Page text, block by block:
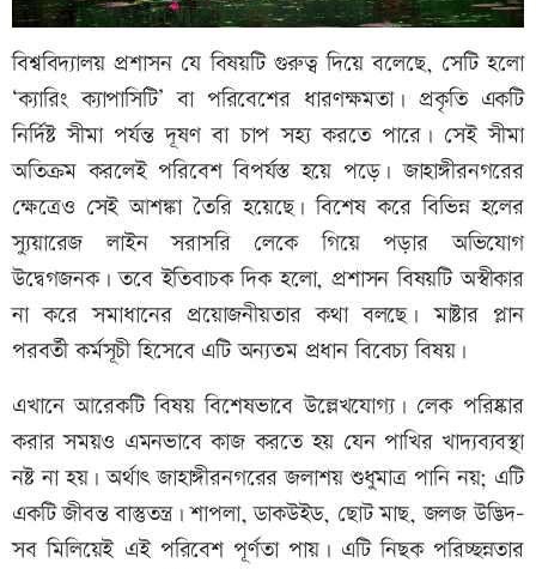
বিশ্ববিদ্যালয় প্রশাসন যে বিষয়টি গুরুত্ব দিয়ে বলেছে, সেটি হলো
‘ক্যারিং ক্যাপাসিটি’ বা পরিবেশের ধারণক্ষমতা। প্রকৃতি একটি
নির্দিষ্ট সীমা পর্যন্ত দূষণ বা চাপ সহ্য করতে পারে। সেই সীমা
অতিক্রম করলেই পরিবেশ বিপর্যস্ত হয়ে পড়ে। জাহাঙ্গীরনগরের
ক্ষেত্রেও সেই আশঙ্কা তৈরি হয়েছে। বিশেষ করে বিভিন্ন হলের
স্যুয়ারেজ লাইন সরাসরি লেকে গিয়ে পড়ার অভিযোগ
উদ্বেগজনক। তবে ইতিবাচক দিক হলো, প্রশাসন বিষয়টি অস্বীকার
না করে সমাধানের প্রয়োজনীয়তার কথা বলছে। মাষ্টার প্লান
পরবর্তী কর্মসূচী হিসেবে এটি অন্যতম প্রধান বিবেচ্য বিষয়।
এখানে আরেকটি বিষয় বিশেষভাবে উল্লেখযোগ্য। লেক পরিষ্কার
করার সময়ও এমনভাবে কাজ করতে হয় যেন পাখির খাদ্যব্যবস্থা
নষ্ট না হয়। অর্থাৎ জাহাঙ্গীরনগরের জলাশয় শুধুমাত্র পানি নয়; এটি
একটি জীবন্ত বাস্তুতন্ত্র। শাপলা, ডাকউইড, ছোট মাছ, জলজ উদ্ভিদ-
সব মিলিয়েই এই পরিবেশ পূর্ণতা পায়। এটি নিছক পরিচ্ছন্নতার